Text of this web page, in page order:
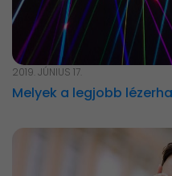
2019. JÚNIUS 17.
Melyek a legjobb